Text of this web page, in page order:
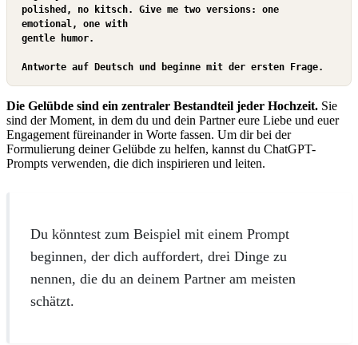
polished, no kitsch. Give me two versions: one
emotional, one with
gentle humor.
Antworte auf Deutsch und beginne mit der ersten Frage.
Die Gelübde sind ein zentraler Bestandteil jeder Hochzeit. Sie
sind der Moment, in dem du und dein Partner eure Liebe und euer
Engagement füreinander in Worte fassen. Um dir bei der
Formulierung deiner Gelübde zu helfen, kannst du ChatGPT-
Prompts verwenden, die dich inspirieren und leiten.
Du könntest zum Beispiel mit einem Prompt
beginnen, der dich auffordert, drei Dinge zu
nennen, die du an deinem Partner am meisten
schätzt.